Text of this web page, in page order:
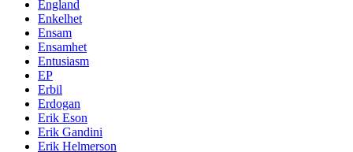
England
Enkelhet
Ensam
Ensamhet
Entusiasm
EP
Erbil
Erdogan
Erik Eson
Erik Gandini
Erik Helmerson